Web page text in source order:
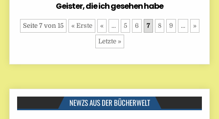
Geister, die ich gesehen habe
Seite 7 von 15 « Erste « ... 5 6 7 8 9 ... »
Letzte »
NEWZS AUS DER BÜCHERWELT